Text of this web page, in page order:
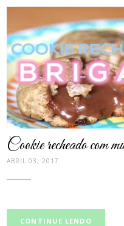
thumbnail
Cookie recheado com
ABRIL 03, 2017
CONTINUE LENDO